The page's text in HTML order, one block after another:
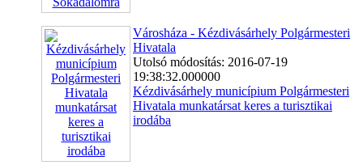
Városháza - Kézdivásárhely Polgármesteri
Hivatala
Utolsó módosítás: 2016-07-19
19:38:32.000000
Kézdivásárhely municípium Polgármesteri
Hivatala munkatársat keres a turisztikai
irodába